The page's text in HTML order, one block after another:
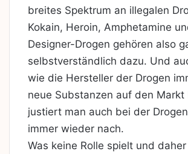
breites Spektrum an illegalen
Kokain, Heroin, Amphetamine
Designer-Drogen gehören also
selbstverständlich dazu. Und
wie die Hersteller der Drogen
neue Substanzen auf den Markt
justiert man auch bei der
immer wieder nach.
Was keine Rolle spielt und